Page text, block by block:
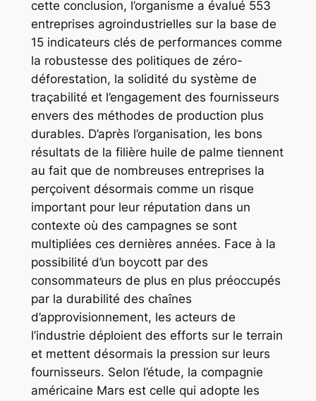
cette conclusion, l’organisme a évalué 553
entreprises agroindustrielles sur la base de
15 indicateurs clés de performances comme
la robustesse des politiques de zéro-
déforestation, la solidité du système de
traçabilité et l’engagement des fournisseurs
envers des méthodes de production plus
durables. D’après l’organisation, les bons
résultats de la filière huile de palme tiennent
au fait que de nombreuses entreprises la
perçoivent désormais comme un risque
important pour leur réputation dans un
contexte où des campagnes se sont
multipliées ces dernières années. Face à la
possibilité d’un boycott par des
consommateurs de plus en plus préoccupés
par la durabilité des chaînes
d’approvisionnement, les acteurs de
l’industrie déploient des efforts sur le terrain
et mettent désormais la pression sur leurs
fournisseurs. Selon l’étude, la compagnie
américaine Mars est celle qui adopte les